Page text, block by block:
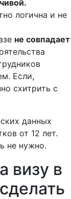
логична и не
не совпадает
Если,
схитрить с
данных
от 12 лет.
не нужно.
визу в